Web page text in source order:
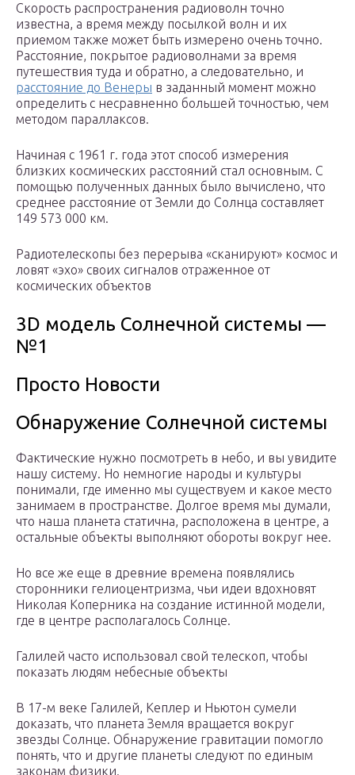
Скорость распространения радиоволн точно
известна, а время между посылкой волн и их
приемом также может быть измерено очень точно.
Расстояние, покрытое радиоволнами за время
путешествия туда и обратно, а следовательно, и
расстояние до Венеры в заданный момент можно
определить с несравненно большей точностью, чем
методом параллаксов.
Начиная с 1961 г. года этот способ измерения
близких космических расстояний стал основным. С
помощью полученных данных было вычислено, что
среднее расстояние от Земли до Солнца составляет
149 573 000 км.
Радиотелескопы без перерыва «сканируют» космос и
ловят «эхо» своих сигналов отраженное от
космических объектов
3D модель Солнечной системы —
№1
Просто Новости
Обнаружение Солнечной системы
Фактические нужно посмотреть в небо, и вы увидите
нашу систему. Но немногие народы и культуры
понимали, где именно мы существуем и какое место
занимаем в пространстве. Долгое время мы думали,
что наша планета статична, расположена в центре, а
остальные объекты выполняют обороты вокруг нее.
Но все же еще в древние времена появлялись
сторонники гелиоцентризма, чьи идеи вдохновят
Николая Коперника на создание истинной модели,
где в центре располагалось Солнце.
Галилей часто использовал свой телескоп, чтобы
показать людям небесные объекты
В 17-м веке Галилей, Кеплер и Ньютон сумели
доказать, что планета Земля вращается вокруг
звезды Солнце. Обнаружение гравитации помогло
понять, что и другие планеты следуют по единым
законам физики.